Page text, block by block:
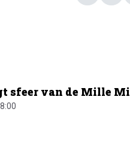
sfeer van de Mille